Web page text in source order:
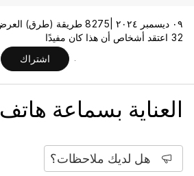
٠٩ ديسمبر ٢٠٢٤ |
8275 طريقة (طرق) العرض |
32 اعتقد أشخاص أن هذا كان مفيدًا
اشتراك
العناية بسماعة هاتف DECT
هل لديك ملاحظات؟